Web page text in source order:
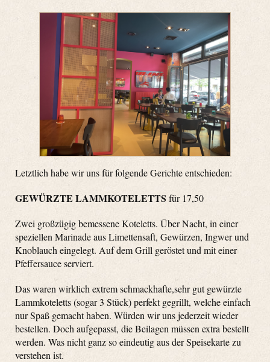
Letztlich habe wir uns für folgende Gerichte entschieden:
GEWÜRZTE LAMMKOTELETTS für 17,50
Zwei großzügig bemessene Koteletts. Über Nacht, in einer
speziellen Marinade aus Limettensaft, Gewürzen, Ingwer und
Knoblauch eingelegt. Auf dem Grill geröstet und mit einer
Pfeffersauce serviert.
Das waren wirklich extrem schmackhafte,sehr gut gewürzte
Lammkoteletts (sogar 3 Stück) perfekt gegrillt, welche einfach
nur Spaß gemacht haben. Würden wir uns jederzeit wieder
bestellen. Doch aufgepasst, die Beilagen müssen extra bestellt
werden. Was nicht ganz so eindeutig aus der Speisekarte zu
verstehen ist.